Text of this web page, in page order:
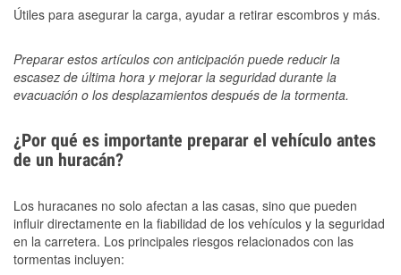
Útiles para asegurar la carga, ayudar a retirar escombros y más.
Preparar estos artículos con anticipación puede reducir la
escasez de última hora y mejorar la seguridad durante la
evacuación o los desplazamientos después de la tormenta.
¿Por qué es importante preparar el vehículo antes
de un huracán?
Los huracanes no solo afectan a las casas, sino que pueden
influir directamente en la fiabilidad de los vehículos y la seguridad
en la carretera. Los principales riesgos relacionados con las
tormentas incluyen: